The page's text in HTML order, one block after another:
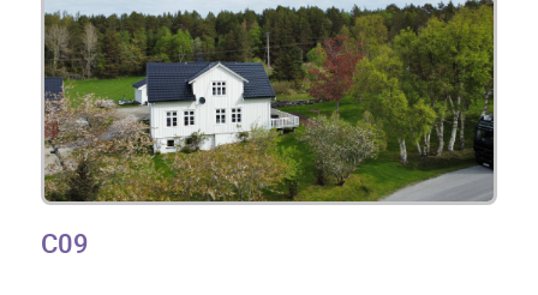
C09